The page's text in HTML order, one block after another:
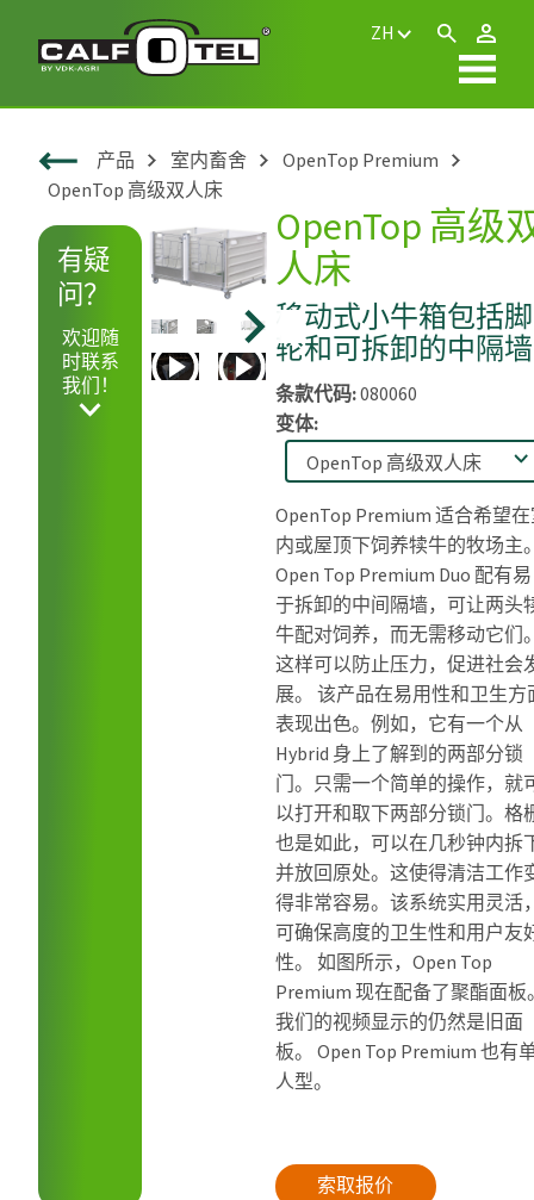
ZH
产品 室内畜舍
OpenTop Premium
OpenTop 高级双人床
有疑
问？
欢迎随
时联系
我们！
Play Play
OpenTop 高级
人床
移动式小牛箱包括脚
轮和可拆卸的中隔墙
条款代码:080060
变体:
OpenTop Premium 适合希望
内或屋顶下饲养犊牛的牧场主
Open Top Premium Duo 配有易
于拆卸的中间隔墙，可让两头
牛配对饲养，而无需移动它们
这样可以防止压力，促进社会
展。 该产品在易用性和卫生方
表现出色。例如，它有一个从
Hybrid 身上了解到的两部分锁
门。只需一个简单的操作，就
以打开和取下两部分锁门。格
也是如此，可以在几秒钟内拆
并放回原处。这使得清洁工作
得非常容易。该系统实用灵活
可确保高度的卫生性和用户友
性。 如图所示，Open Top
Premium 现在配备了聚酯面板
我们的视频显示的仍然是旧面
板。 Open Top Premium 也有
人型。
索取报价